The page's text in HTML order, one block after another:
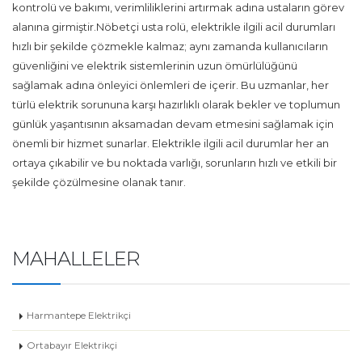
kontrolü ve bakımı, verimliliklerini artırmak adına ustaların görev
alanına girmiştir.Nöbetçi usta rolü, elektrikle ilgili acil durumları
hızlı bir şekilde çözmekle kalmaz; aynı zamanda kullanıcıların
güvenliğini ve elektrik sistemlerinin uzun ömürlülüğünü
sağlamak adına önleyici önlemleri de içerir. Bu uzmanlar, her
türlü elektrik sorununa karşı hazırlıklı olarak bekler ve toplumun
günlük yaşantısının aksamadan devam etmesini sağlamak için
önemli bir hizmet sunarlar. Elektrikle ilgili acil durumlar her an
ortaya çıkabilir ve bu noktada varlığı, sorunların hızlı ve etkili bir
şekilde çözülmesine olanak tanır.
MAHALLELER
Harmantepe Elektrikçi
Ortabayır Elektrikçi